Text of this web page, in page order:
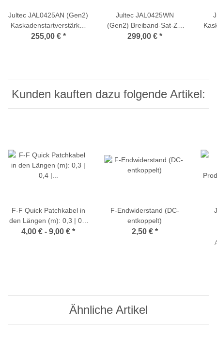
Jultec JAL0425AN (Gen2)
Kaskadenstartverstärker
25dB mit Netzteil
255,00 € *
Jultec JAL0425WN
(Gen2) Breiband-Sat-ZF
Kaskadenstartverstärker
299,00 € *
Kunden kauften dazu folgende Artikel:
F-F Quick Patchkabel in
den Längen (m): 0,3 | 0,4
| 0,5 | 1,5 | 2,5 (z.B. für
4,00 € - 9,00 € *
F-Endwiderstand (DC-
entkoppelt)
2,50 € *
Ähnliche Artikel